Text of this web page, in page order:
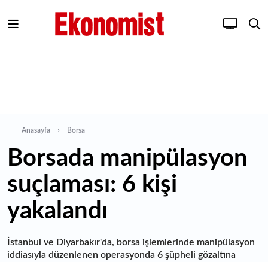
Anasayfa Borsa
Borsada manipülasyon
suçlaması: 6 kişi
yakalandı
İstanbul ve Diyarbakır'da, borsa işlemlerinde manipülasyon
iddiasıyla düzenlenen operasyonda 6 şüpheli gözaltına